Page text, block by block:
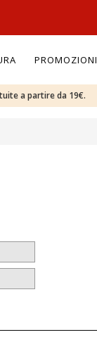
PROMOZIONI
a partire da 19€.